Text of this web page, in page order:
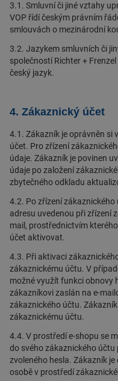
3.1. Smluvní či jiné vztahy
VOP řídí českým právním
smlouvách o mezinárodní
3.2. Jazykem smluvních či
společností Richter +
český jazyk.
4. Zákaznický účet
4.1. Zákazník je oprávněn si
účet. Pro zřízení
údaje. Zákazník je povinen
údaje po založení
zbytečného odkladu
4.2. Po zřízení
adresu uvedenou při zřízení
mail, prostřednictvím
účet aktivovat.
4.3. Při aktivaci
zákaznickému účtu. V
možné využít funkci obnovy
zákazníkovi zaslán na e-
zákaznického účtu.
zákaznickému účtu.
4.4. V prostředí e-shopu se
do svého zákaznického
zvoleného hesla. Zákazník
osobě v prostředí